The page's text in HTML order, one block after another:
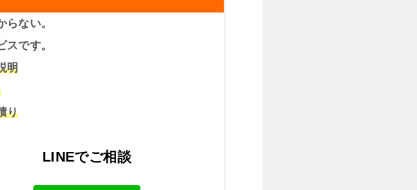
ない。
です。
明
り
LINEでご相談